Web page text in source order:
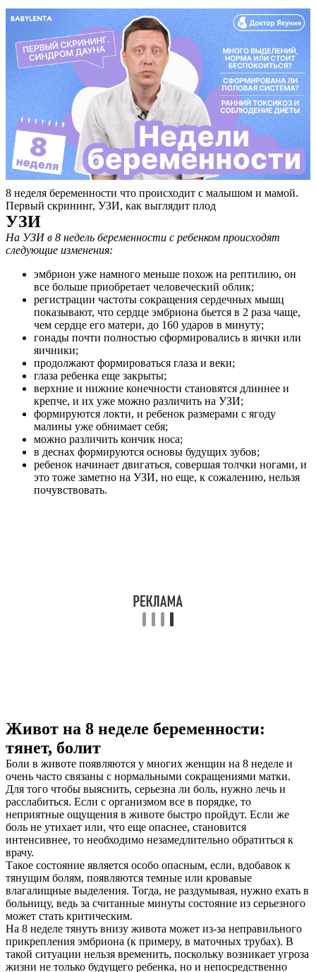
8 неделя беременности что происходит с малышом и мамой.
Первый скрининг, УЗИ, как выглядит плод
УЗИ
На УЗИ в 8 недель беременности с ребенком происходят
следующие изменения:
эмбрион уже намного меньше похож на рептилию, он
все больше приобретает человеческий облик;
регистрации частоты сокращения сердечных мышц
показывают, что сердце эмбриона бьется в 2 раза чаще,
чем сердце его матери, до 160 ударов в минуту;
гонады почти полностью сформировались в яички или
яичники;
продолжают формироваться глаза и веки;
глаза ребенка еще закрыты;
верхние и нижние конечности становятся длиннее и
крепче, и их уже можно различить на УЗИ;
формируются локти, и ребенок размерами с ягоду
малины уже обнимает себя;
можно различить кончик носа;
в деснах формируются основы будущих зубов;
ребенок начинает двигаться, совершая толчки ногами, и
это тоже заметно на УЗИ, но еще, к сожалению, нельзя
почувствовать.
Живот на 8 неделе беременности:
тянет, болит
Боли в животе появляются у многих женщин на 8 неделе и
очень часто связаны с нормальными сокращениями матки.
Для того чтобы выяснить, серьезна ли боль, нужно лечь и
расслабиться. Если с организмом все в порядке, то
неприятные ощущения в животе быстро пройдут. Если же
боль не утихает или, что еще опаснее, становится
интенсивнее, то необходимо незамедлительно обратиться к
врачу.
Такое состояние является особо опасным, если, вдобавок к
тянущим болям, появляются темные или кровавые
влагалищные выделения. Тогда, не раздумывая, нужно ехать в
больницу, ведь за считанные минуты состояние из серьезного
может стать критическим.
На 8 неделе тянуть внизу живота может из-за неправильного
прикрепления эмбриона (к примеру, в маточных трубах). В
такой ситуации нельзя временить, поскольку возникает угроза
жизни не только будущего ребенка, но и непосредственно